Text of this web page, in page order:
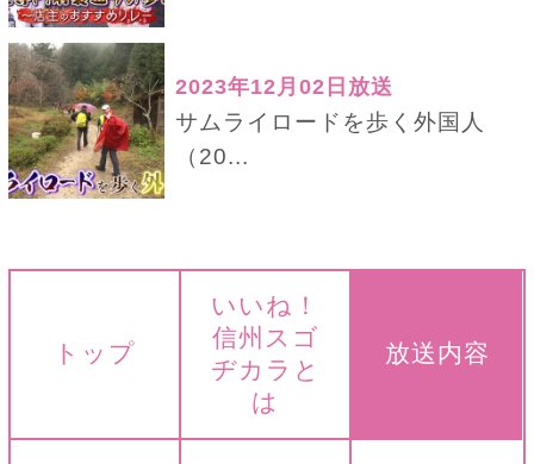
2023年12月02日放送
サムライロードを歩く外国人
（20...
トップ
いいね！
信州スゴ
ヂカラと
は
放送内容